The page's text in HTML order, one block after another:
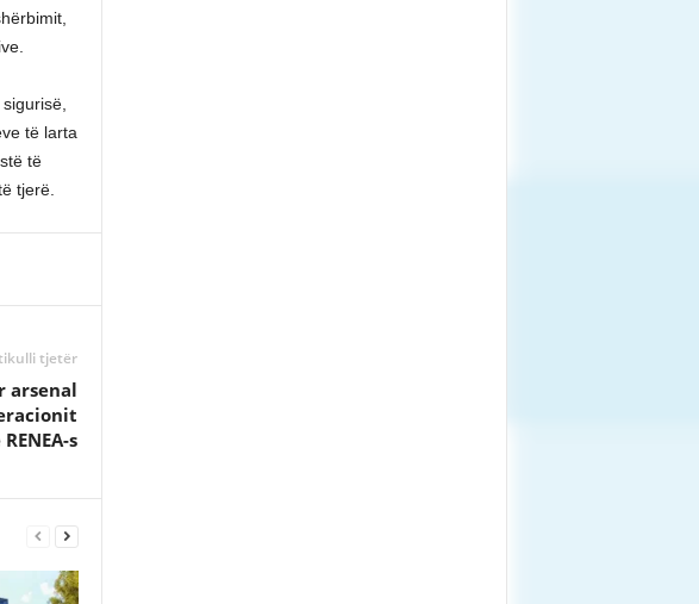
të larta
të
tjerë.
tjetër
arsenal
s